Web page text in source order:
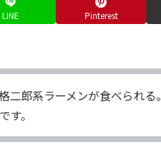
LINE Pinterest
郎系ラーメンが食べられる。
。